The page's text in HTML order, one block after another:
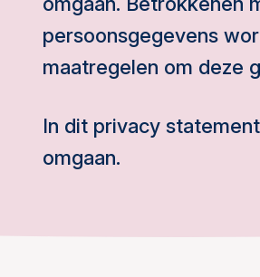
persoonsgegevens
maatregelen om deze
In dit privacy
omgaan.